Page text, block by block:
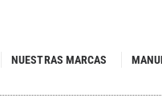
NUESTRAS MARCAS